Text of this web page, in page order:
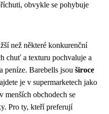
obvykle se pohybuje
než některé konkurenční
chuť a texturu pochvaluje a
peníze. Barebells jsou široce
je v supermarketech jako
menších obchodech se
Pro ty, kteří preferují